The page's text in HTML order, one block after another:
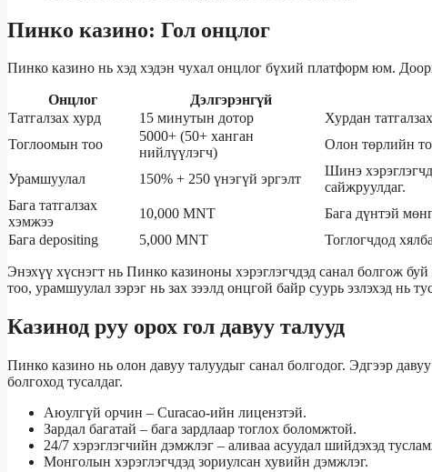
Пинко казино: Гол онцлог
Пинко казино нь хэд хэдэн чухал онцлог бүхий платформ юм.
Онцлог Дэлгэрэнгүй
Татгалзах хурд
15 минутын дотор
Хурдан
Тоглоомын тоо
5000+ (50+ ханган
нийлүүлэгч)
Олон төрлийн
Урамшуулал 150% + 250 үнэгүй эргэлт
Шинэ
сайжруулдаг.
Бага татгалзах
хэмжээ
10,000 MNT
Бага дүнтэй
Бага depositing
5,000 MNT Тоглогчдод
Энэхүү хүснэгт нь Пинко казиноны хэрэглэгчдэд санал болгож
тоо, урамшуулал зэрэг нь зах зээлд онцгой байр суурь эзлэхэд нь
Казинод руу орох гол давуу талууд
Пинко казино нь олон давуу талуудыг санал болгодог. Эдгээр
болгоход тусалдаг.
Аюулгүй орчин – Curacao-ийн лицензтэй.
Зардал багатай – бага зардлаар тоглох боломжтой.
24/7 хэрэглэгчийн дэмжлэг – аливаа асуудал шийдэхэд
Монголын хэрэглэгчдэд зориулсан хувийн дэмжлэг.